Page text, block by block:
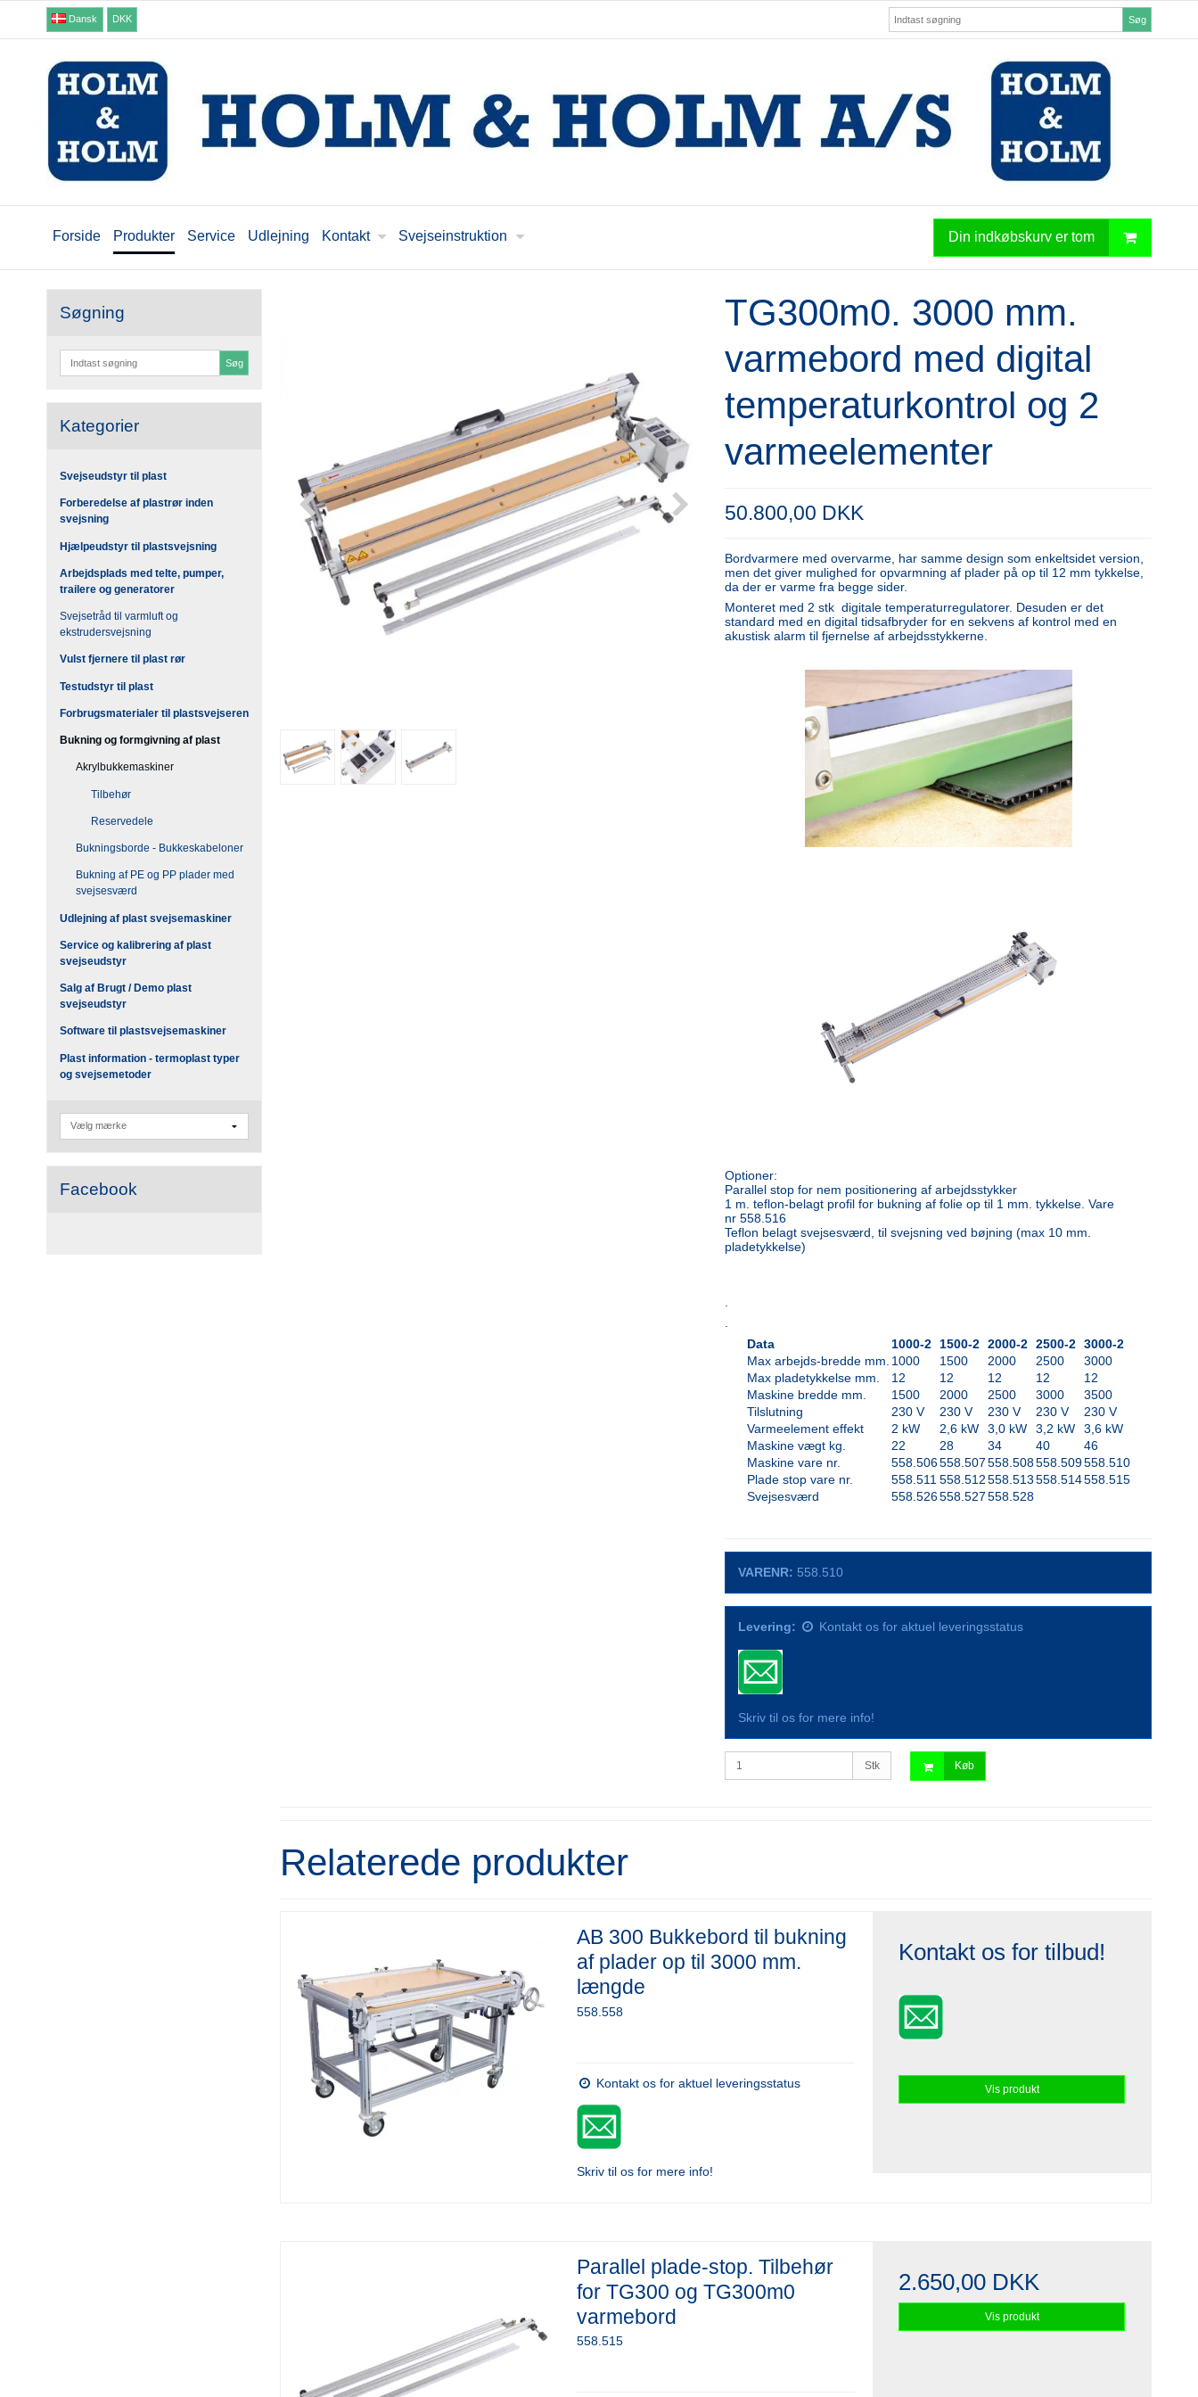
Dansk DKK Søg
Forside Produkter Service Udlejning Kontakt Svejseinstruktion Din indkøbskurv er tom
Søgning
Søg
Kategorier
Svejseudstyr til plast
Forberedelse af plastrør inden
svejsning
Hjælpeudstyr til plastsvejsning
Arbejdsplads med telte, pumper,
trailere og generatorer
Svejsetråd til varmluft og
ekstrudersvejsning
Vulst fjernere til plast rør
Testudstyr til plast
Forbrugsmaterialer til plastsvejseren
Bukning og formgivning af plast
Akrylbukkemaskiner
Tilbehør
Reservedele
Bukningsborde - Bukkeskabeloner
Bukning af PE og PP plader med
svejsesværd
Udlejning af plast svejsemaskiner
Service og kalibrering af plast
svejseudstyr
Salg af Brugt / Demo plast
svejseudstyr
Software til plastsvejsemaskiner
Plast information - termoplast typer
og svejsemetoder
Facebook
TG300m0. 3000 mm.
varmebord med digital
temperaturkontrol og 2
varmeelementer
50.800,00 DKK
Bordvarmere med overvarme, har samme design som enkeltsidet version,
men det giver mulighed for opvarmning af plader på op til 12 mm tykkelse,
da der er varme fra begge sider.
Monteret med 2 stk digitale temperaturregulatorer. Desuden er det
standard med en digital tidsafbryder for en sekvens af kontrol med en
akustisk alarm til fjernelse af arbejdsstykkerne.
Optioner:
Parallel stop for nem positionering af arbejdsstykker
1 m. teflon-belagt profil for bukning af folie op til 1 mm. tykkelse. Vare
nr 558.516
Teflon belagt svejsesværd, til svejsning ved bøjning (max 10 mm.
pladetykkelse)
.
.
Data
1000-2 1500-2 2000-2 2500-2 3000-2
Max arbejds-bredde mm. 1000 1500 2000 2500
3000
Max pladetykkelse mm.
12 12 12 12
12
Maskine bredde mm.
1500 2000 2500 3000
3500
Tilslutning
230 V 230 V 230 V 230 V
230 V
Varmeelement effekt
2 kW 2,6 kW 3,0 kW 3,2 kW
3,6 kW
Maskine vægt kg.
22 28 34 40
46
Maskine vare nr.
558.506558.507558.508558.509558.510
Plade stop vare nr.
558.511 558.512558.513558.514558.515
Svejsesværd
558.526558.527558.528
VARENR: 558.510
Levering: Kontakt os for aktuel leveringsstatus
Skriv til os for mere info!
Stk Køb
Relaterede produkter
AB 300 Bukkebord til bukning
af plader op til 3000 mm.
længde
558.558
Kontakt os for aktuel leveringsstatus
Skriv til os for mere info!
Kontakt os for tilbud!
Vis produkt
Parallel plade-stop. Tilbehør
for TG300 og TG300m0
varmebord
558.515
2.650,00 DKK
Vis produkt